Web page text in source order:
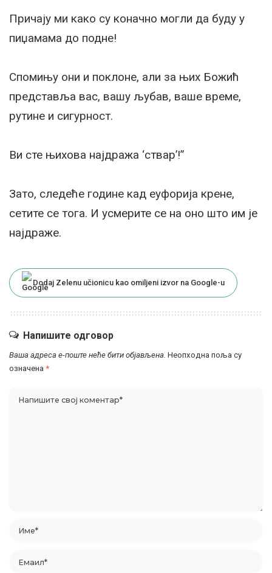
Причају ми како су коначно могли да буду у
пиџамама до подне!
Спомињу они и поклоне, али за њих Божић
представља вас, вашу љубав, ваше време,
рутине и сигурност.
Ви сте њихова најдража ‘ствар’!”
Зато, следеће године кад еуфорија крене,
сетите се тога. И усмерите се на оно што им је
најдраже.
Dodaj Zelenu učionicu kao omiljeni izvor na Google-u
Напишите одговор
Ваша адреса е-поште неће бити објављена. Неопходна поља су
означена *